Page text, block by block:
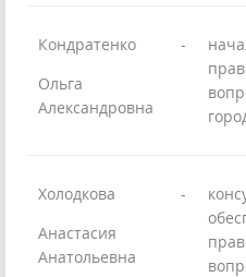
Кондратенко
Ольга
Александровна
-
Холодкова
Анастасия
Анатольевна
-